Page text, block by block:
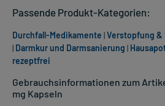
Gebrauchsinformationen zum
mg Kapseln
Passende Produkt-Kategorien:
Durchfall-Medikamente |Verstopfung &
| Darmkur und Darmsanierung |
rezeptfrei